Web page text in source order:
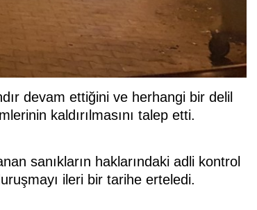
devam ettiğini ve herhangi bir delil
kaldırılmasını talep etti.
sanıkların haklarındaki adli kontrol
ileri bir tarihe erteledi.